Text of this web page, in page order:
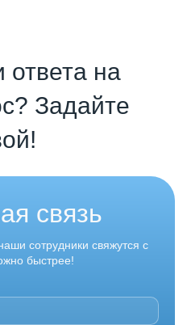
на
Задайте
связь
сотрудники свяжутся с
быстрее!